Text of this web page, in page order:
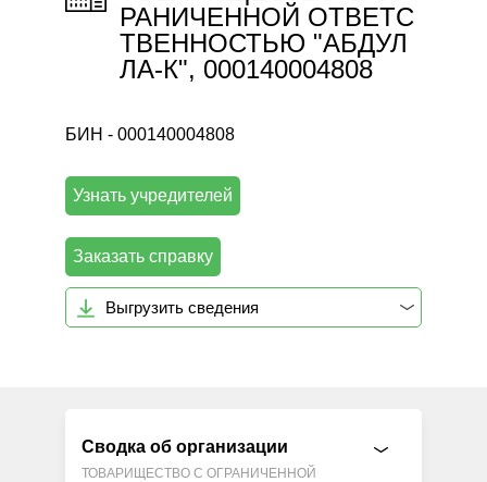
РАНИЧЕННОЙ ОТВЕТС
ТВЕННОСТЬЮ "АБДУЛ
ЛА-К", 000140004808
БИН - 000140004808
Узнать учредителей
Заказать справку
Выгрузить сведения
Сводка об организации
ТОВАРИЩЕСТВО С ОГРАНИЧЕННОЙ